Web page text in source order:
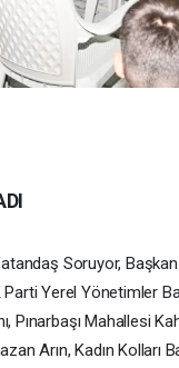
Soruyor, Başkan
Yerel Yönetimler
Pınarbaşı Mahallesi
Arın, Kadın Kolları